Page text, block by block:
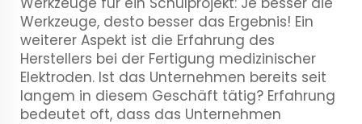
Werkzeuge, desto besser das Ergebnis! Ein
weiterer Aspekt ist die Erfahrung des
Herstellers bei der Fertigung medizinischer
Elektroden. Ist das Unternehmen bereits seit
langem in diesem Geschäft tätig? Erfahrung
bedeutet oft, dass das Unternehmen